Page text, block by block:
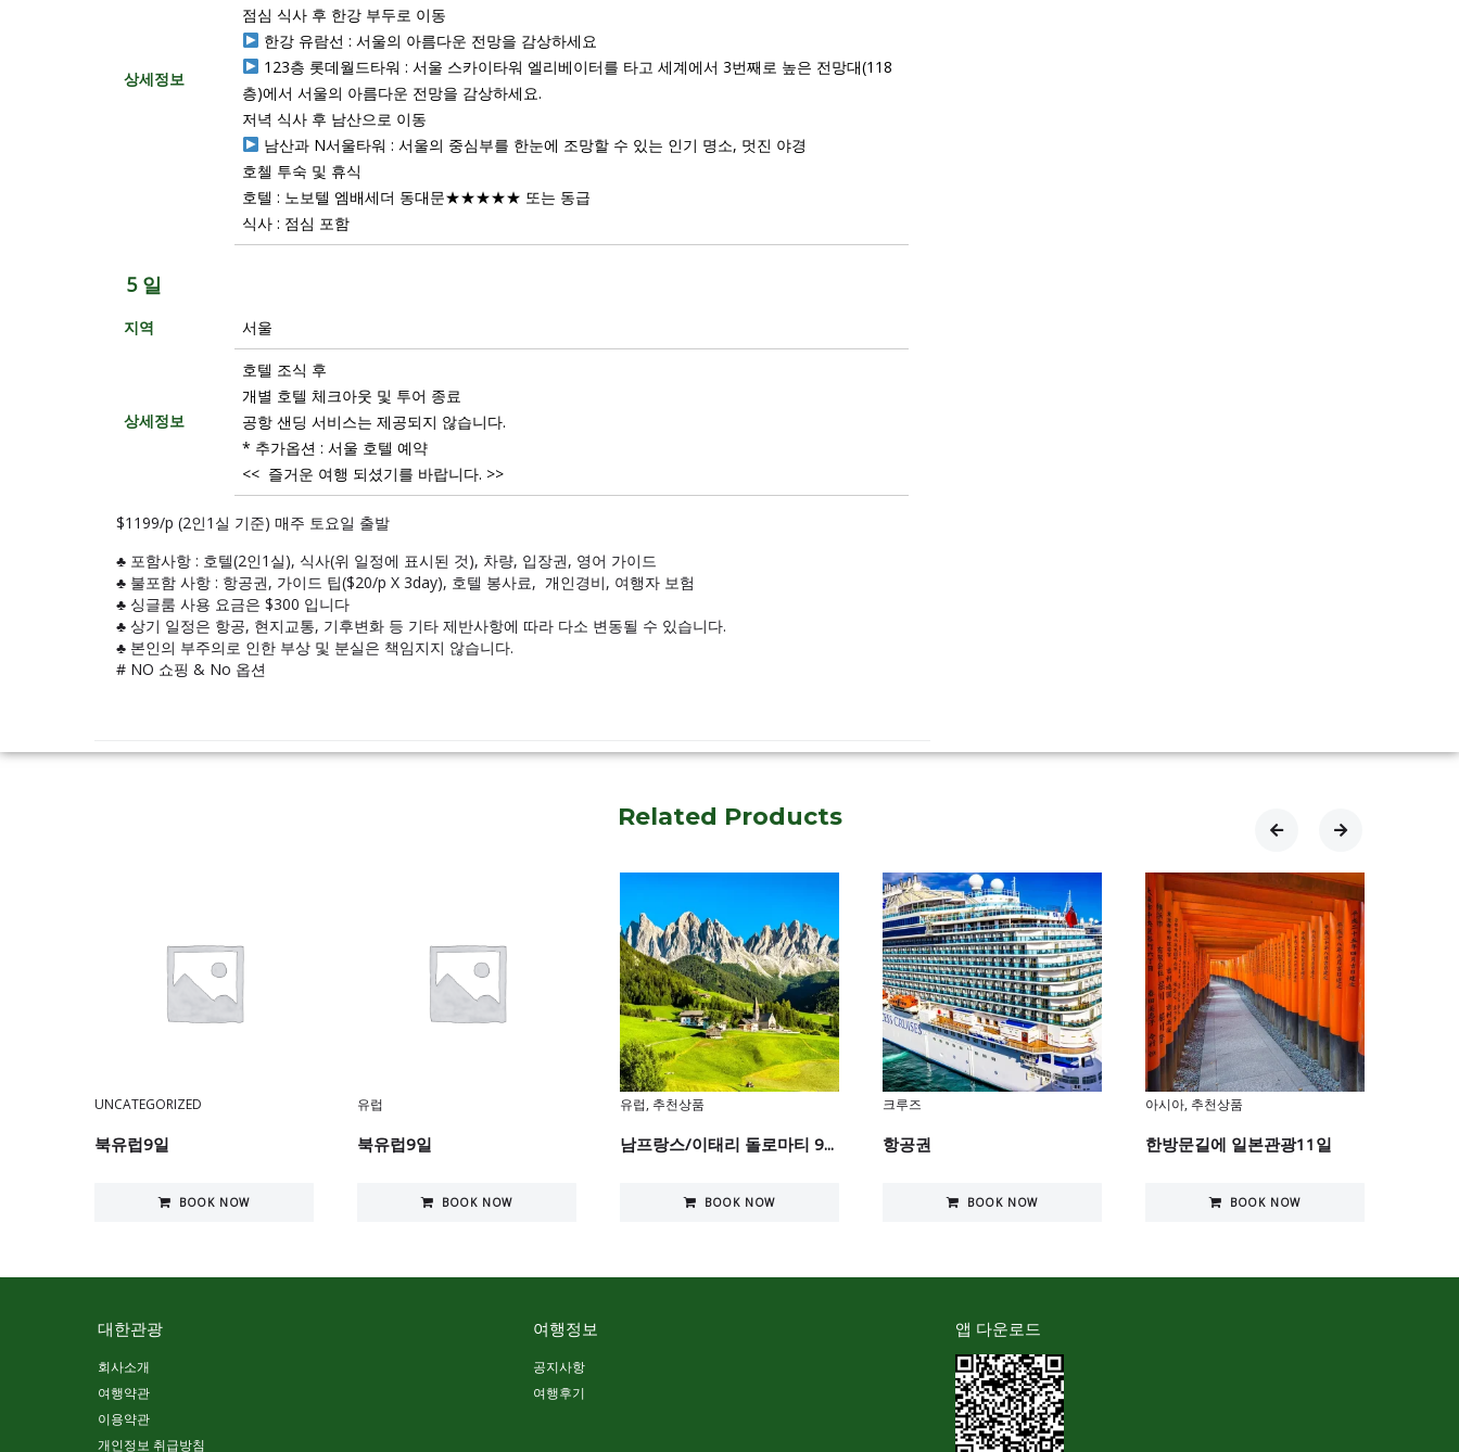
상세정보
점심 식사 후 한강 부두로 이동
한강 유람선 : 서울의 아름다운 전망을 감상하세요
123층 롯데월드타워 : 서울 스카이타워 엘리베이터를 타고 세계에서 3번째로 높은 전망대(118
층)에서 서울의 아름다운 전망을 감상하세요.
저녁 식사 후 남산으로 이동
남산과 N서울타워 : 서울의 중심부를 한눈에 조망할 수 있는 인기 명소, 멋진 야경
호첼 투숙 및 휴식
호텔 : 노보텔 엠배세더 동대문★★★★★ 또는 동급
식사 : 점심 포함
5 일
지역 서울
상세정보
호텔 조식 후
개별 호텔 체크아웃 및 투어 종료
공항 샌딩 서비스는 제공되지 않습니다.
* 추가옵션 : 서울 호텔 예약
<< 즐거운 여행 되셨기를 바랍니다. >>
$1199/p (2인1실 기준) 매주 토요일 출발
♣ 포함사항 : 호텔(2인1실), 식사(위 일정에 표시된 것), 차량, 입장권, 영어 가이드
♣ 불포함 사항 : 항공권, 가이드 팁($20/p X 3day), 호텔 봉사료, 개인경비, 여행자 보험
♣ 싱글룸 사용 요금은 $300 입니다
♣ 상기 일정은 항공, 현지교통, 기후변화 등 기타 제반사항에 따라 다소 변동될 수 있습니다.
♣ 본인의 부주의로 인한 부상 및 분실은 책임지지 않습니다.
# NO 쇼핑 & No 옵션
Related Products
UNCATEGORIZED
북유럽9일
BOOK NOW
유럽
북유럽9일
BOOK NOW
유럽, 추천상품
남프랑스/이태리 돌로마티 9...
BOOK NOW
크루즈
항공권
BOOK NOW
아시아, 추천상품
한방문길에 일본관광11일
BOOK NOW
대한관광
회사소개
여행약관
이용약관
개인정보 취급방침
여행정보
공지사항
여행후기
앱 다운로드